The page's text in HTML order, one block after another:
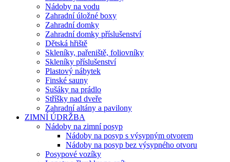
Nádoby na vodu
Zahradní úložné boxy
Zahradní domky
Zahradní domky příslušenství
Dětská hřiště
Skleníky, pařeniště, foliovníky
Skleníky příslušenství
Plastový nábytek
Finské sauny
Sušáky na prádlo
Stříšky nad dveře
Zahradní altány a pavilony
ZIMNÍ ÚDRŽBA
Nádoby na zimní posyp
Nádoby na posyp s výsypným otvorem
Nádoby na posyp bez výsypného otvoru
Posypové vozíky